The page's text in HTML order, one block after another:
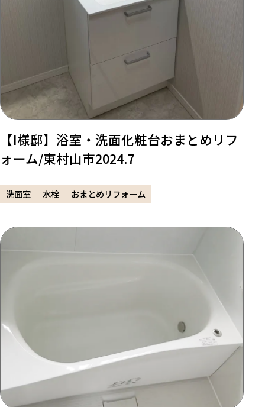
【I様邸】浴室・洗面化粧台おまとめリフ
ォーム/東村山市2024.7
洗面室 水栓 おまとめリフォーム